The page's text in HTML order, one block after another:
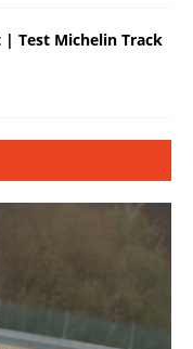
Test Michelin Track